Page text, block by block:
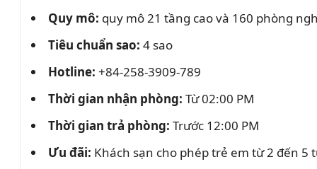
Quy mô: quy mô 21 tầng cao và 160 phòng
Tiêu chuẩn sao: 4 sao
Hotline: +84-258-3909-789
Thời gian nhận phòng: Từ 02:00 PM
Thời gian trả phòng: Trước 12:00 PM
Ưu đãi: Khách sạn cho phép trẻ em từ 2 đến